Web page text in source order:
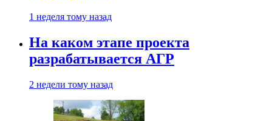
1 неделя тому назад
На каком этапе проекта
разрабатывается АГР
2 недели тому назад